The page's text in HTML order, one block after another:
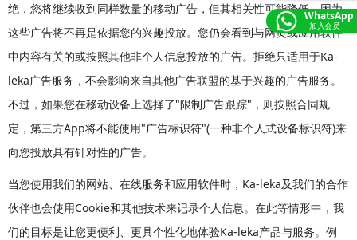
绝，您将继续收到同样数量的移动广告，但其相关性可能降低，因为
这些广告将不再是依据您的兴趣投放。您仍会看到与网页或应用软件
中内容有关的或按照其他非个人信息投放的广告。拒绝只适用于Ka-
leka广告服务，不会影响来自其他广告联盟的基于兴趣的广告服务。
不过，如果您在移动设备上选择了"限制广告跟踪"，则按照合同规
定，第三方App将不能使用"广告标识符"(一种非个人式设备标识符)来
向您投放具有针对性的广告。
当您使用我们的网站、在线服务和应用软件时，Ka-leka及我们的合作
伙伴也会使用Cookie和其他技术来记录个人信息。在此等情形中，我
们的目标是让您更便利、更具个性化地体验Ka-leka产品与服务。例
WhatsApp
加入会员